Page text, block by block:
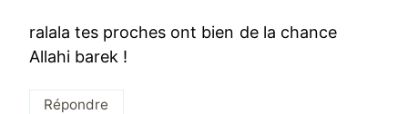
ralala tes proches ont bien de la chance
Allahi barek !
Répondre